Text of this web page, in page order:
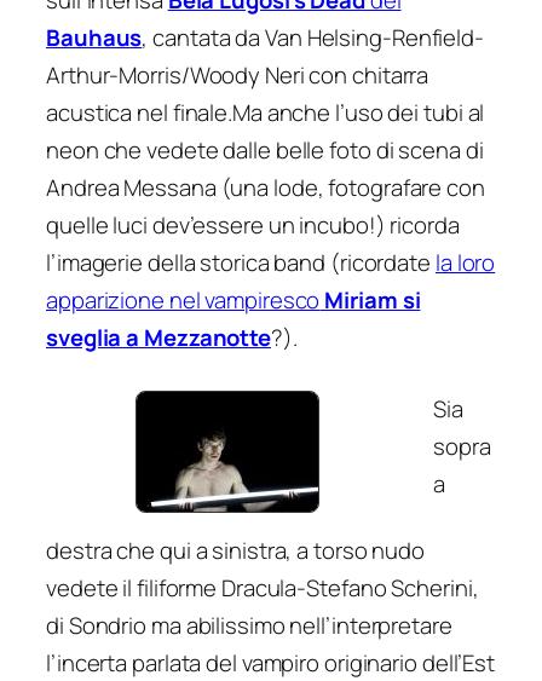
Bauhaus, cantata da Van Helsing-Renfield-
Arthur-Morris/Woody Neri con chitarra
acustica nel finale.Ma anche l’uso dei tubi al
neon che vedete dalle belle foto di scena di
Andrea Messana (una lode, fotografare con
quelle luci dev’essere un incubo!) ricorda
l’imagerie della storica band (ricordate la loro
apparizione nel vampiresco Miriam si
sveglia a Mezzanotte?).
Sia
sopra
a
destra che qui a sinistra, a torso nudo
vedete il filiforme Dracula-Stefano Scherini,
di Sondrio ma abilissimo nell’interpretare
l’incerta parlata del vampiro originario dell’Est